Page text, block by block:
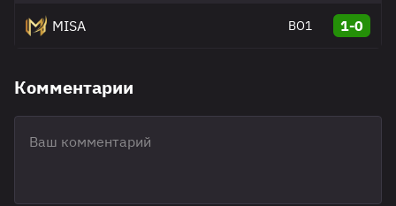
MISA BO1 1-0
Комментарии